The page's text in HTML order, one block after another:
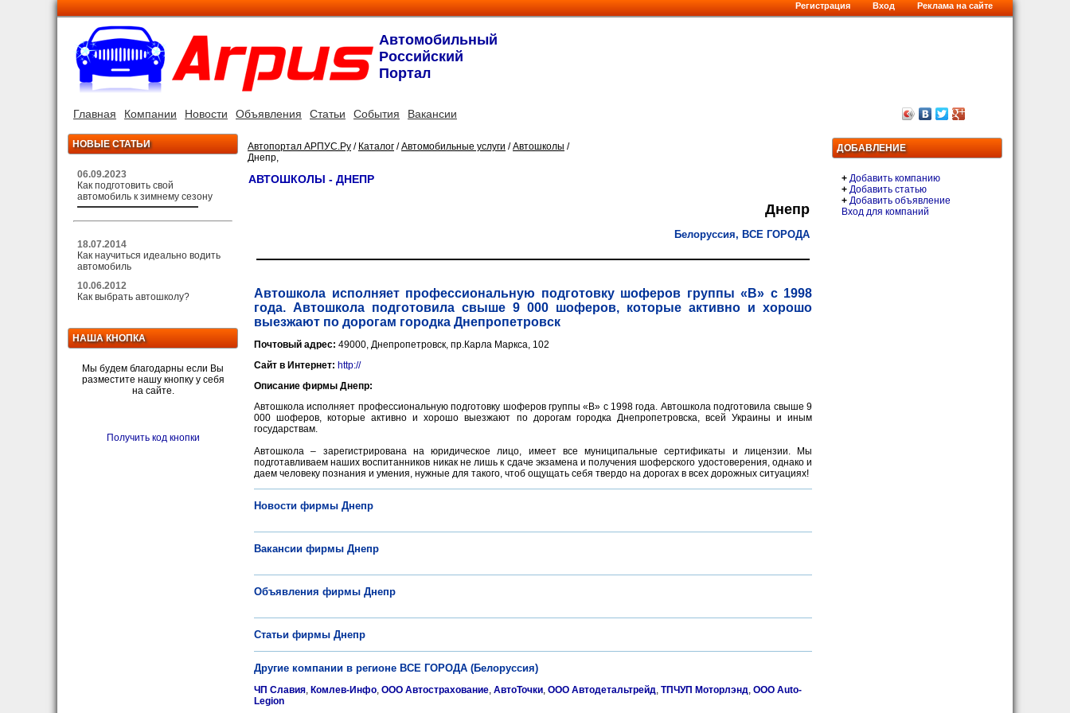
Регистрация Вход Реклама на сайте
Автомобильный
Российский
Портал
Главная Компании Новости Объявления Статьи События Вакансии
НОВЫЕ СТАТЬИ
06.09.2023
Как подготовить свой
автомобиль к зимнему сезону
18.07.2014
Как научиться идеально водить
автомобиль
10.06.2012
Как выбрать автошколу?
НАША КНОПКА
Мы будем благодарны если Вы
разместите нашу кнопку у себя
на сайте.
Получить код кнопки
Автопортал АРПУС.Ру / Каталог /Автомобильные услуги /Автошколы /
Днепр,
АВТОШКОЛЫ - ДНЕПР
Днепр
Белоруссия, ВСЕ ГОРОДА
Автошкола исполняет профессиональную подготовку шоферов группы «В» с 1998
года. Автошкола подготовила свыше 9 000 шоферов, которые активно и хорошо
выезжают по дорогам городка Днепропетровск
Почтовый адрес: 49000, Днепропетровск, пр.Карла Маркса, 102
Сайт в Интернет: http://
Описание фирмы Днепр:
Автошкола исполняет профессиональную подготовку шоферов группы «В» с 1998 года. Автошкола подготовила свыше 9
000 шоферов, которые активно и хорошо выезжают по дорогам городка Днепропетровска, всей Украины и иным
государствам.
Автошкола – зарегистрирована на юридическое лицо, имеет все муниципальные сертификаты и лицензии. Мы
подготавливаем наших воспитанников никак не лишь к сдаче экзамена и получения шоферского удостоверения, однако и
даем человеку познания и умения, нужные для такого, чтоб ощущать себя твердо на дорогах в всех дорожных ситуациях!
Новости фирмы Днепр
Вакансии фирмы Днепр
Объявления фирмы Днепр
Статьи фирмы Днепр
Другие компании в регионе ВСЕ ГОРОДА (Белоруссия)
ЧП Славия, Комлев-Инфо, ООО Автострахование, АвтоТочки, ООО Автодетальтрейд, ТПЧУП Моторлэнд, ООО Auto-
Legion
ДОБАВЛЕНИЕ
+ Добавить компанию
+ Добавить статью
+ Добавить объявление
Вход для компаний